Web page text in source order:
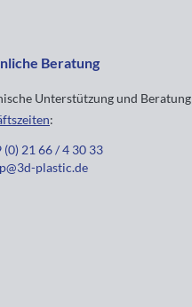
Beratung
Unterstützung und Beratung
:
(0) 21 66 / 4 30 33
plastic.de